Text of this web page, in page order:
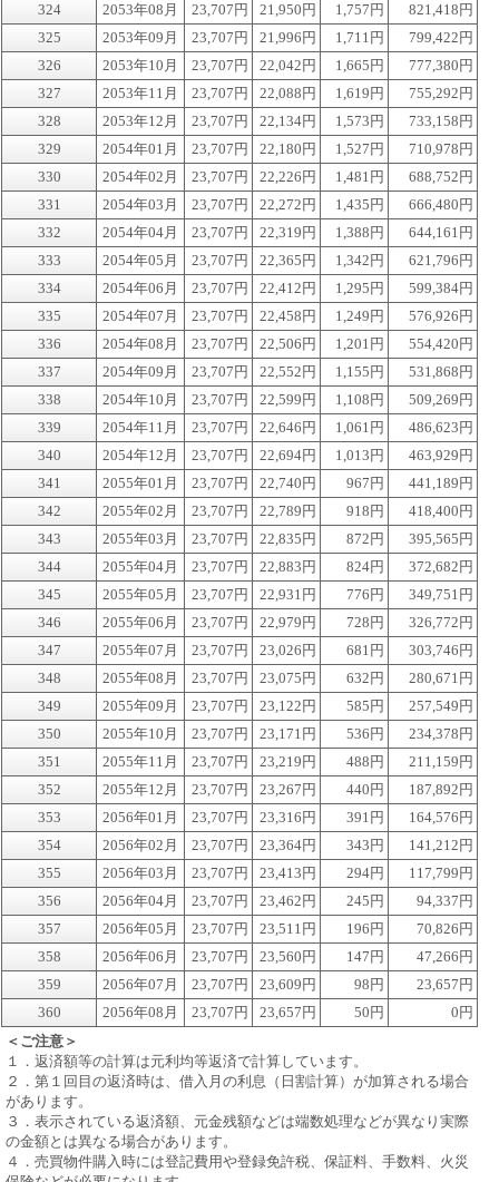
324
2053年08月 23,707円 21,950円 1,757円
821,418円
325
2053年09月 23,707円 21,996円 1,711円
799,422円
326
2053年10月 23,707円 22,042円 1,665円
777,380円
327
2053年11月 23,707円 22,088円 1,619円
755,292円
328
2053年12月 23,707円 22,134円 1,573円
733,158円
329
2054年01月 23,707円 22,180円 1,527円
710,978円
330
2054年02月 23,707円 22,226円 1,481円
688,752円
331
2054年03月 23,707円 22,272円 1,435円
666,480円
332
2054年04月 23,707円 22,319円 1,388円
644,161円
333
2054年05月 23,707円 22,365円 1,342円
621,796円
334
2054年06月 23,707円 22,412円 1,295円
599,384円
335
2054年07月 23,707円 22,458円 1,249円
576,926円
336
2054年08月 23,707円 22,506円 1,201円
554,420円
337
2054年09月 23,707円 22,552円 1,155円
531,868円
338
2054年10月 23,707円 22,599円 1,108円
509,269円
339
2054年11月 23,707円 22,646円 1,061円
486,623円
340
2054年12月 23,707円 22,694円 1,013円
463,929円
341
2055年01月 23,707円 22,740円 967円
441,189円
342
2055年02月 23,707円 22,789円 918円
418,400円
343
2055年03月 23,707円 22,835円 872円
395,565円
344
2055年04月 23,707円 22,883円 824円
372,682円
345
2055年05月 23,707円 22,931円 776円
349,751円
346
2055年06月 23,707円 22,979円 728円
326,772円
347
2055年07月 23,707円 23,026円 681円
303,746円
348
2055年08月 23,707円 23,075円 632円
280,671円
349
2055年09月 23,707円 23,122円 585円
257,549円
350
2055年10月 23,707円 23,171円 536円
234,378円
351
2055年11月 23,707円 23,219円 488円
211,159円
352
2055年12月 23,707円 23,267円 440円
187,892円
353
2056年01月 23,707円 23,316円 391円
164,576円
354
2056年02月 23,707円 23,364円 343円
141,212円
355
2056年03月 23,707円 23,413円 294円
117,799円
356
2056年04月 23,707円 23,462円 245円
94,337円
357
2056年05月 23,707円 23,511円 196円
70,826円
358
2056年06月 23,707円 23,560円 147円
47,266円
359
2056年07月 23,707円 23,609円 98円
23,657円
360
2056年08月 23,707円 23,657円 50円
0円
＜ご注意＞
１．返済額等の計算は元利均等返済で計算しています。
２．第１回目の返済時は、借入月の利息（日割計算）が加算される場合
があります。
３．表示されている返済額、元金残額などは端数処理などが異なり実際
の金額とは異なる場合があります。
４．売買物件購入時には登記費用や登録免許税、保証料、手数料、火災